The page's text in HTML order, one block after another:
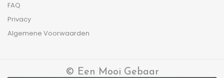
FAQ
Privacy
Algemene Voorwaarden
© Een Mooi Gebaar